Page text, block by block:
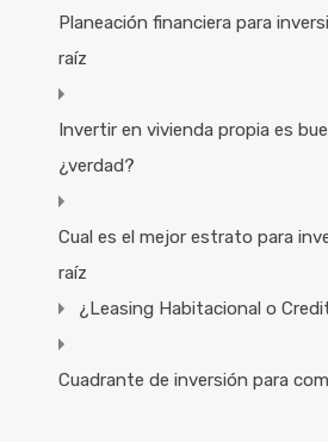
Planeación financiera para
raíz
Invertir en vivienda propia es
¿verdad?
Cual es el mejor estrato para
raíz
¿Leasing Habitacional o
Cuadrante de inversión para